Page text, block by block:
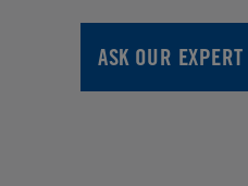
ASK OUR